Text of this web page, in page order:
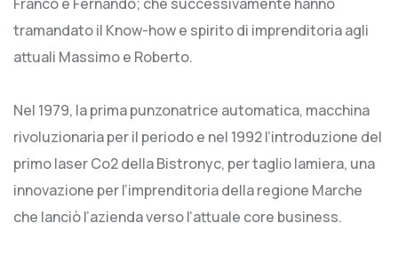
tramandato il Know-how e spirito di imprenditoria agli
attuali Massimo e Roberto.
Nel 1979, la prima punzonatrice automatica, macchina
rivoluzionaria per il periodo e nel 1992 l’introduzione del
primo laser Co2 della Bistronyc, per taglio lamiera, una
innovazione per l’imprenditoria della regione Marche
che lanciò l’azienda verso l’attuale core business.